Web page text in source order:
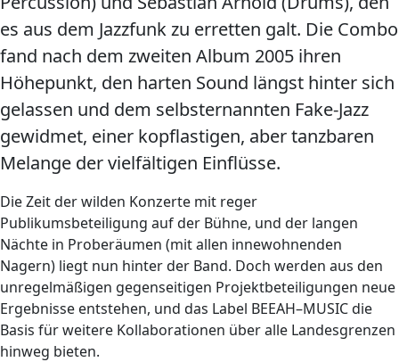
es aus dem Jazzfunk zu erretten galt. Die Combo
fand nach dem zweiten Album 2005 ihren
Höhepunkt, den harten Sound längst hinter sich
gelassen und dem selbsternannten Fake-Jazz
gewidmet, einer kopflastigen, aber tanzbaren
Melange der vielfältigen Einflüsse.
Die Zeit der wilden Konzerte mit reger
Publikumsbeteiligung auf der Bühne, und der langen
Nächte in Proberäumen (mit allen innewohnenden
Nagern) liegt nun hinter der Band. Doch werden aus den
unregelmäßigen gegenseitigen Projektbeteiligungen neue
Ergebnisse entstehen, und das Label BEEAH–MUSIC die
Basis für weitere Kollaborationen über alle Landesgrenzen
hinweg bieten.